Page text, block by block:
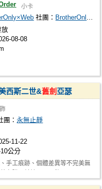
小卡
社團： BrotherOnly×Web
放
08-08
西斯二世&舊劍 亞瑟
團：永無止靜
11-22
公分
手工痕跡、個體差異等不完美無